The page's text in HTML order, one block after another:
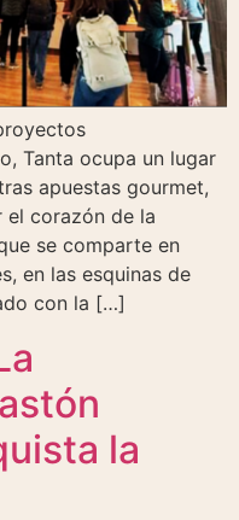
Tanta ocupa un lugar
apuestas gourmet,
el corazón de la
se comparte en
en las esquinas de
con la […]
la